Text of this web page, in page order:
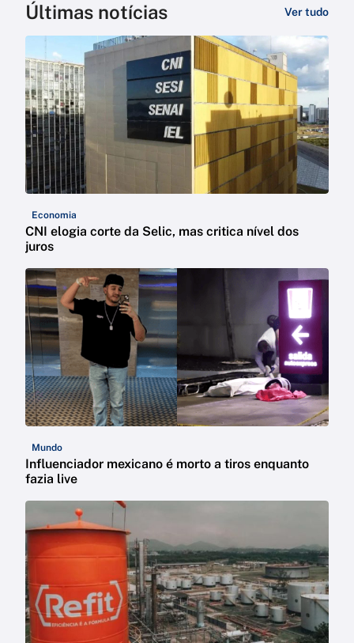
Últimas notícias Ver tudo
Economia
CNI elogia corte da Selic, mas critica nível dos
juros
Mundo
Influenciador mexicano é morto a tiros enquanto
fazia live